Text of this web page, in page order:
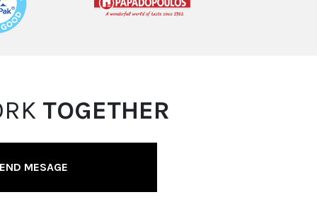
TOGETHER
MESAGE